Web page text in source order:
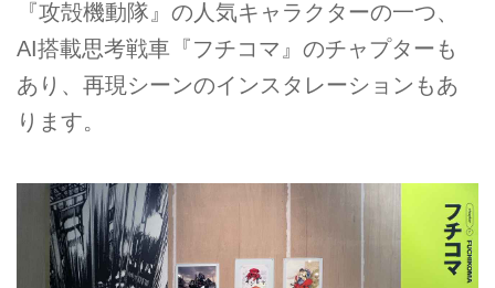
『攻殻機動隊』の人気キャラクターの一つ、
AI搭載思考戦車『フチコマ』のチャプターも
あり、再現シーンのインスタレーションもあ
ります。